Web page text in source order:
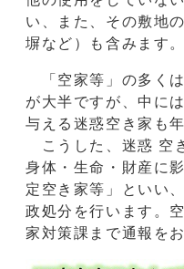
い、また、その敷地
塀など）も含みます。
「空家等」の多く
が⼤半ですが、中に
与える迷惑空き家も
こうした、迷惑 空
⾝体・⽣命・財産に
定空き家等」といい
政処分を⾏います。
家対策課まで通報を